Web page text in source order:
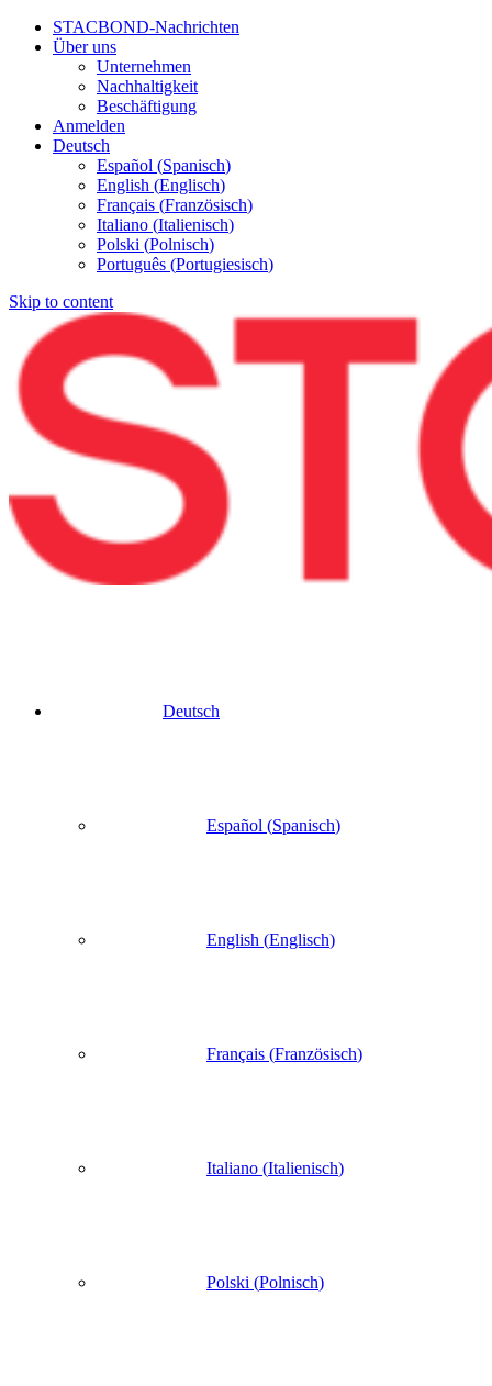
STACBOND-Nachrichten
Über uns
Unternehmen
Nachhaltigkeit
Beschäftigung
Anmelden
Deutsch
Español (Spanisch)
English (Englisch)
Français (Französisch)
Italiano (Italienisch)
Polski (Polnisch)
Português (Portugiesisch)
Skip to content
Deutsch
Español (Spanisch)
English (Englisch)
Français (Französisch)
Italiano (Italienisch)
Polski (Polnisch)